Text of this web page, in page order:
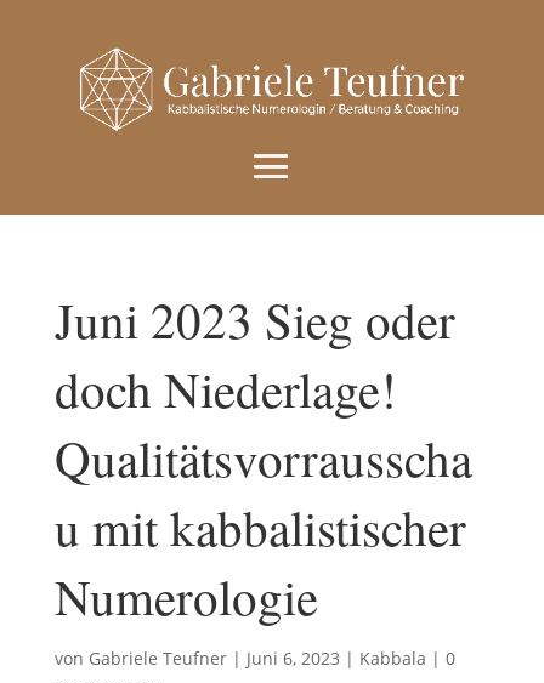
Juni 2023 Sieg oder
doch Niederlage!
Qualitätsvorrausscha
u mit kabbalistischer
Numerologie
von Gabriele Teufner| Juni 6, 2023 | Kabbala | 0